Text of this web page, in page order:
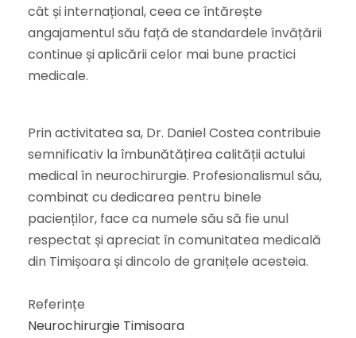
cât și internațional, ceea ce întărește
angajamentul său față de standardele învățării
continue și aplicării celor mai bune practici
medicale.
Prin activitatea sa, Dr. Daniel Costea contribuie
semnificativ la îmbunătățirea calității actului
medical în neurochirurgie. Profesionalismul său,
combinat cu dedicarea pentru binele
pacienților, face ca numele său să fie unul
respectat și apreciat în comunitatea medicală
din Timișoara și dincolo de granițele acesteia.
Referințe
Neurochirurgie Timisoara